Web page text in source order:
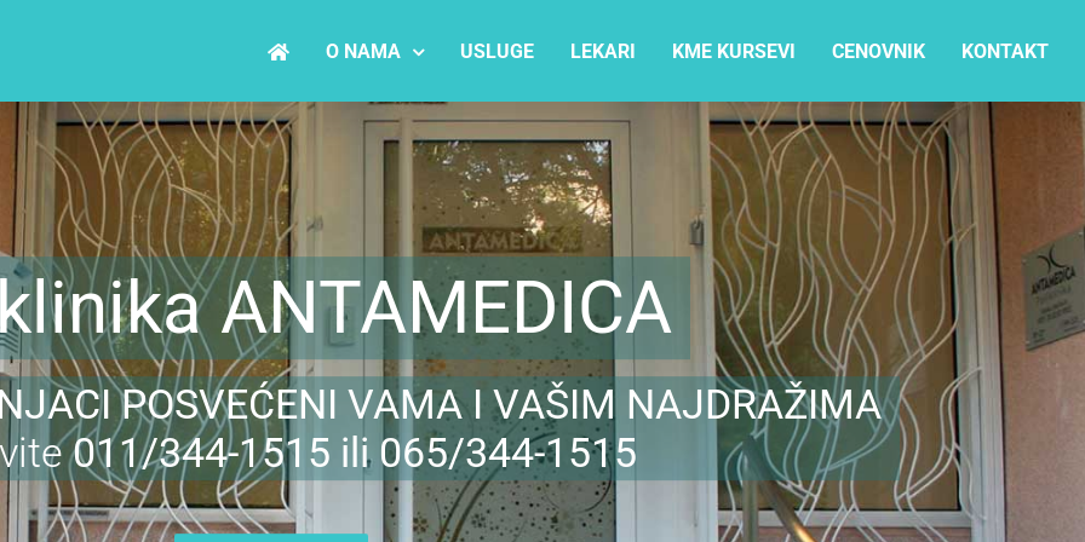
O NAMA USLUGE LEKARI KME KURSEVI CENOVNIK KONTAKT
ANTAMEDICA
POSVEĆENI VAMA I VAŠIM NAJDRAŽIMA
011/344-1515 ili 065/344-1515